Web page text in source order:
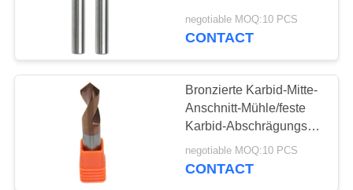
cnc-Schaftfräser
28
Karbid-Schaftfräser-
Schneider
negotiable MOQ:10 PCS
CONTACT
Bronzierte Karbid-Mitte-
Anschnitt-Mühle/feste
Karbid-Abschrägungs-
Mühle für die
maschinelle
negotiable MOQ:10 PCS
CONTACT